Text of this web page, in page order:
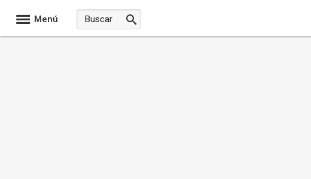
Menú